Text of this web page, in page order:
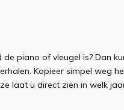
piano of vleugel is? Dan
Kopieer simpel weg
laat u direct zien in welk